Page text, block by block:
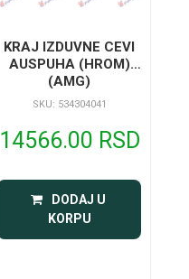
KRAJ IZDUVNE CEVI
AUSPUHA (HROM)
(AMG)
SKU: 534304041
14566.00 RSD
DODAJ U
KORPU